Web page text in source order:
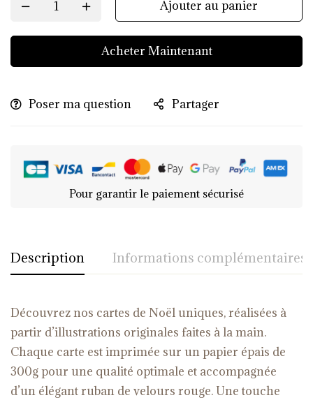
Ajouter au panier
Acheter Maintenant
Poser ma question Partager
Pour garantir le paiement sécurisé
Description Informations complémentaires
Découvrez nos cartes de Noël uniques, réalisées à
partir d’illustrations originales faites à la main.
Chaque carte est imprimée sur un papier épais de
300g pour une qualité optimale et accompagnée
d’un élégant ruban de velours rouge. Une touche